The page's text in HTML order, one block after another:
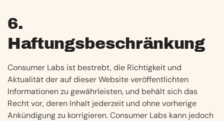
6.
Haftungsbeschränkung
Consumer Labs ist bestrebt, die Richtigkeit und
Aktualität der auf dieser Website veröffentlichten
Informationen zu gewährleisten, und behält sich das
Recht vor, deren Inhalt jederzeit und ohne vorherige
Ankündigung zu korrigieren. Consumer Labs kann jedoch